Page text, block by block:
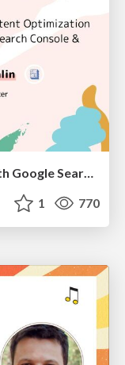
Efficient Content Optimization with Google Search Console & Apps Script
1 770